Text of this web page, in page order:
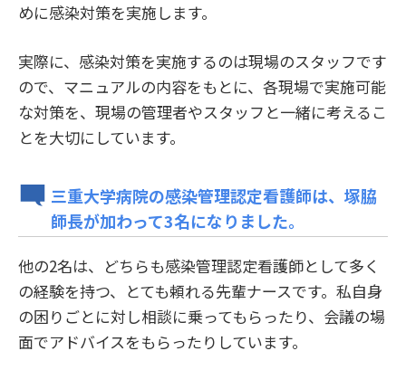
めに感染対策を実施します。
実際に、感染対策を実施するのは現場のスタッフです
ので、マニュアルの内容をもとに、各現場で実施可能
な対策を、現場の管理者やスタッフと一緒に考えるこ
とを大切にしています。
三重大学病院の感染管理認定看護師は、塚脇
師長が加わって3名になりました。
他の2名は、どちらも感染管理認定看護師として多く
の経験を持つ、とても頼れる先輩ナースです。私自身
の困りごとに対し相談に乗ってもらったり、会議の場
面でアドバイスをもらったりしています。